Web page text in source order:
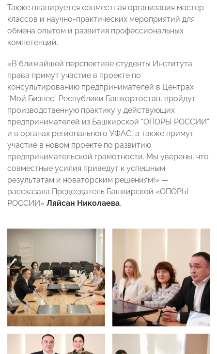
Также планируется совместная организация мастер-
классов и научно-практических мероприятий для
обмена опытом и развития профессиональных
компетенций.
«В ближайшей перспективе студенты Института
права примут участие в проекте по
консультированию предпринимателей в Центрах
“Мой Бизнес” Республики Башкортостан, пройдут
производственную практику у действующих
предпринимателей из Башкирской “ОПОРЫ РОССИИ”
и в органах регионального УФАС, а также примут
участие в новом проекте по развитию
предпринимательской грамотности. Мы уверены, что
совместные усилия приведут к успешным
результатам и новаторским решениям!» —
рассказала Председатель Башкирской «ОПОРЫ
РОССИИ» Ляйсан Николаева.